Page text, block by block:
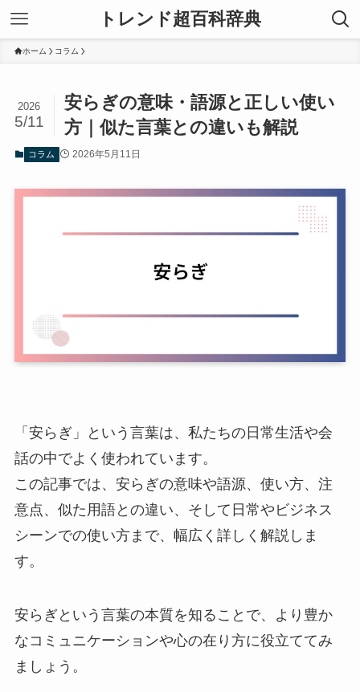
トレンド超百科辞典
ホーム コラム
安らぎの意味・語源と正しい使い
方｜似た言葉との違いも解説
2026
5/11
コラム 2026年5月11日
「安らぎ」という言葉は、私たちの日常生活や会
話の中でよく使われています。
この記事では、安らぎの意味や語源、使い方、注
意点、似た用語との違い、そして日常やビジネス
シーンでの使い方まで、幅広く詳しく解説しま
す。
安らぎという言葉の本質を知ることで、より豊か
なコミュニケーションや心の在り方に役立ててみ
ましょう。